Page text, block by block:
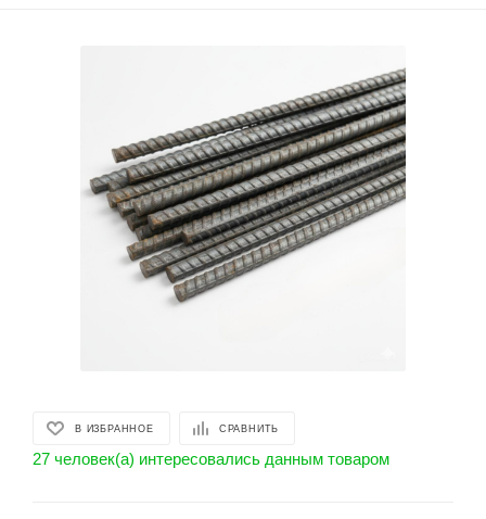
В ИЗБРАННОЕ СРАВНИТЬ
27 человек(а) интересовались данным товаром